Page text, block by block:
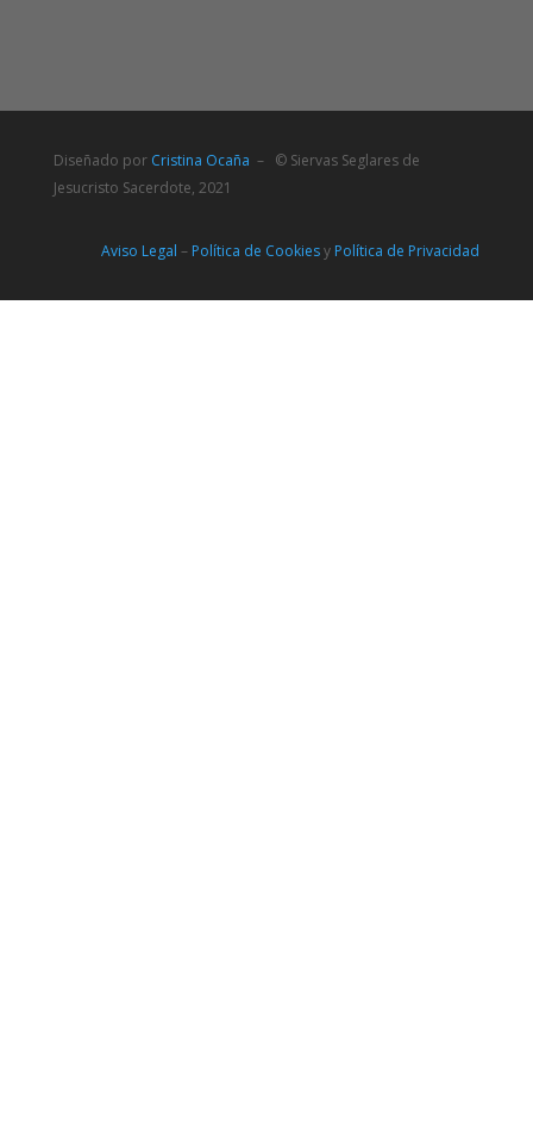
Diseñado por Cristina Ocaña – © Siervas Seglares de
Jesucristo Sacerdote, 2021
Aviso Legal – Política de Cookiesy Política de Privacidad